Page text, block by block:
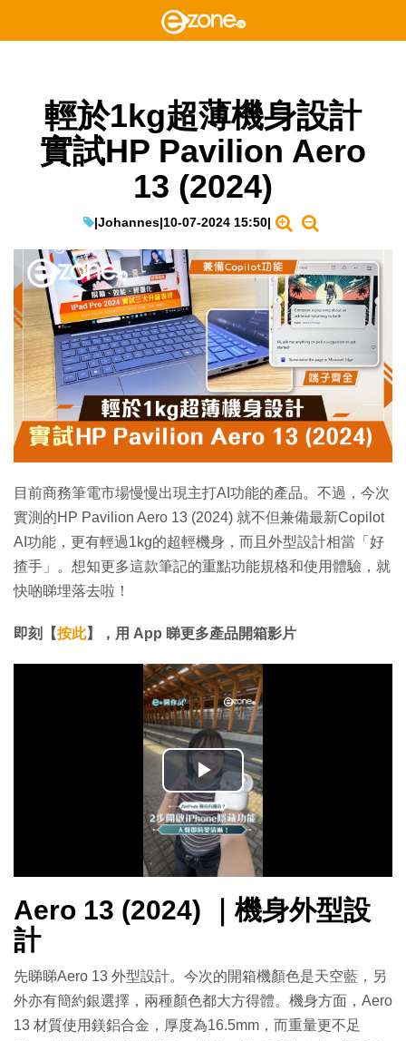
輕於1kg超薄機身設計
實試HP Pavilion Aero
13 (2024)
|Johannes|10-07-2024 15:50|
目前商務筆電市場慢慢出現主打AI功能的產品。不過，今次
實測的HP Pavilion Aero 13 (2024) 就不但兼備最新Copilot
AI功能，更有輕過1kg的超輕機身，而且外型設計相當「好
揸手」。想知更多這款筆記的重點功能規格和使用體驗，就
快啲睇埋落去啦！
即刻【按此】，用 App 睇更多產品開箱影片
播
放
影
Aero 13 (2024) ｜機身外型設
計
先睇睇Aero 13 外型設計。今次的開箱機顏色是天空藍，另
外亦有簡約銀選擇，兩種顏色都大方得體。機身方面，Aero
13 材質使用鎂鋁合金，厚度為16.5mm，而重量更不足